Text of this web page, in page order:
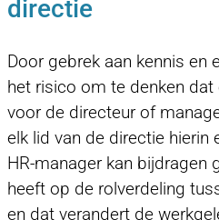
directie
Door gebrek aan kennis en
het risico om te denken
voor de directeur of
elk lid van de directie hierin
HR-manager kan bijdragen
heeft op de rolverdeling
en dat verandert de